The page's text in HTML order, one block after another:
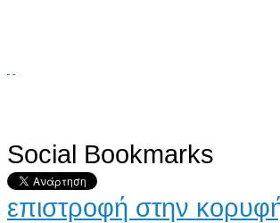
AdmirorGallery 4.5.0, author/s Vasiljevski& Kekeljevic
Social Bookmarks
επιστροφή στην